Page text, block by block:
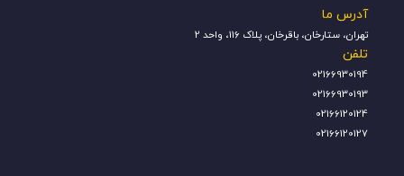
آدرس ما
تهران، ستارخان، باقرخان، پلاک 116، واحد 2
تلفن
02166930194
02166930193
02166120124
02166120127